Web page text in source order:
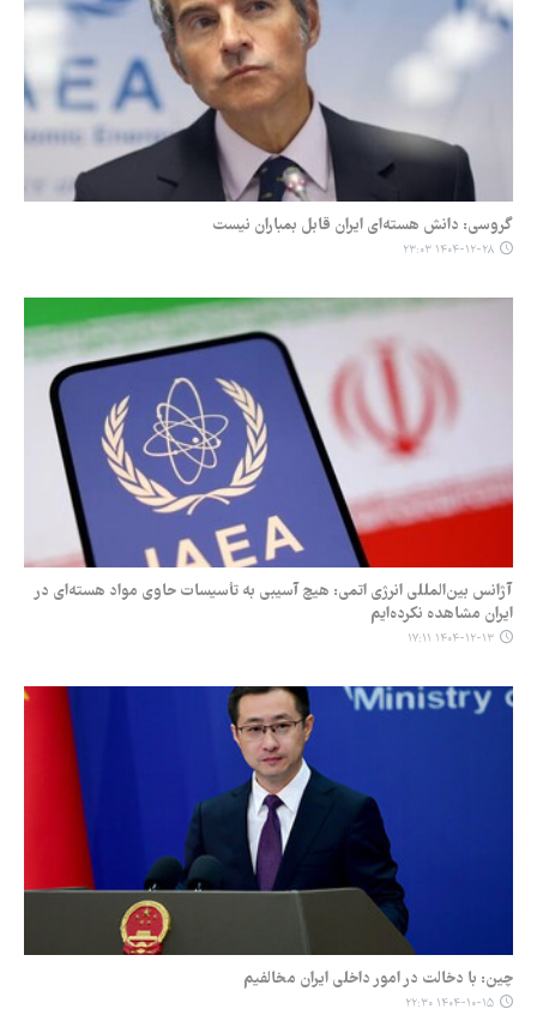
گروسی: دانش هسته‌ای ایران قابل بمباران نیست
۱۴۰۴-۱۲-۲۸ ۲۳:۰۳
آژانس بین‌المللی انرژی اتمی: هیچ آسیبی به تأسیسات حاوی مواد هسته‌ای در
ایران مشاهده نکرده‌ایم
۱۴۰۴-۱۲-۱۳ ۱۷:۱۱
چین: با دخالت در امور داخلی ایران مخالفیم
۱۴۰۴-۱۰-۱۵ ۲۲:۳۰